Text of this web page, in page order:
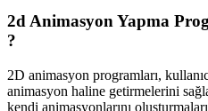
2d Animasyon Yapma
?
2D animasyon programları,
animasyon haline getirmelerini
kendi animasyonlarını